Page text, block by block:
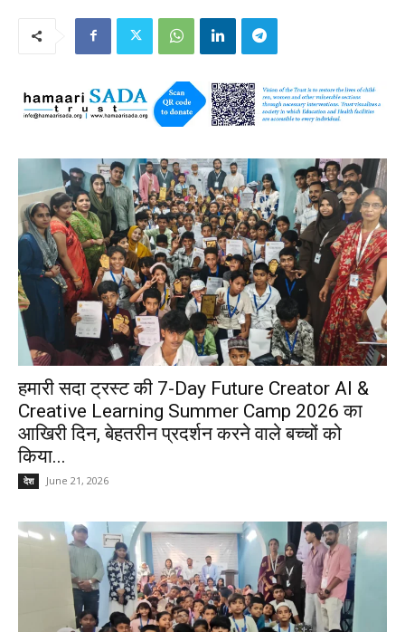
हमारी सदा ट्रस्ट की 7-Day Future Creator AI &
Creative Learning Summer Camp 2026 का
आखिरी दिन, बेहतरीन प्रदर्शन करने वाले बच्चों को
किया...
देश June 21, 2026